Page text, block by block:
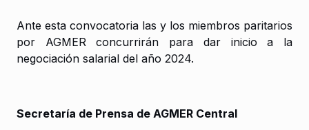
Ante esta convocatoria las y los miembros paritarios
por AGMER concurrirán para dar inicio a la
negociación salarial del año 2024.
Secretaría de Prensa de AGMER Central